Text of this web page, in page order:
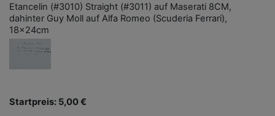
Etancelin (#3010) Straight (#3011) auf Maserati 8CM,
dahinter Guy Moll auf Alfa Romeo (Scuderia Ferrari),
18x24cm
Startpreis: 5,00 €